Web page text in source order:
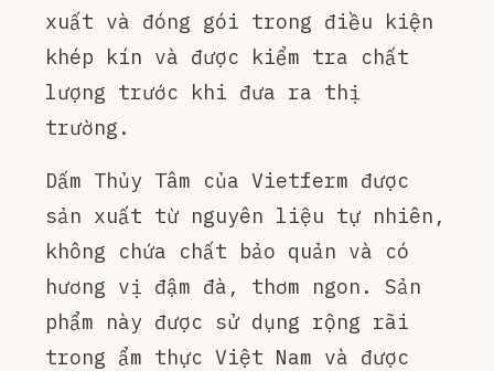
xuất và đóng gói trong điều kiện
khép kín và được kiểm tra chất
lượng trước khi đưa ra thị
trường.
Dấm Thủy Tâm của Vietferm được
sản xuất từ nguyên liệu tự nhiên,
không chứa chất bảo quản và có
hương vị đậm đà, thơm ngon. Sản
phẩm này được sử dụng rộng rãi
trong ẩm thực Việt Nam và được